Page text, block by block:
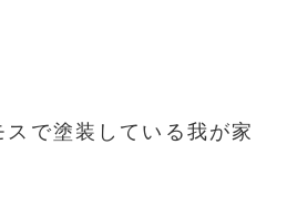
で塗装している我が家